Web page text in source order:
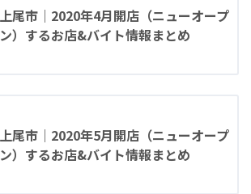
上尾市｜2020年4月開店（ニューオープ
ン）するお店&バイト情報まとめ
上尾市｜2020年5月開店（ニューオープ
ン）するお店&バイト情報まとめ